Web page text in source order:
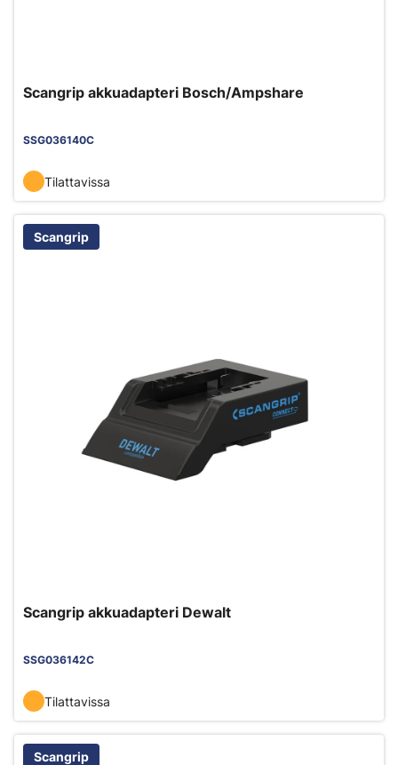
Scangrip akkuadapteri Bosch/Ampshare
SSG036140C
Tilattavissa
Scangrip
Scangrip akkuadapteri Dewalt
SSG036142C
Tilattavissa
Scangrip